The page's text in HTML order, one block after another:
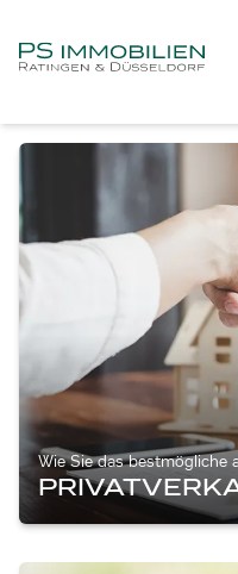
Wie Sie das bestmögliche